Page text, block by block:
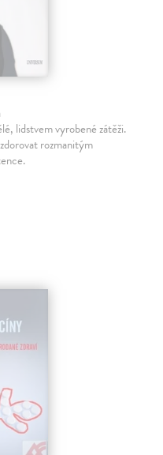
lidstvem vyrobené zátěži.
rozmanitým